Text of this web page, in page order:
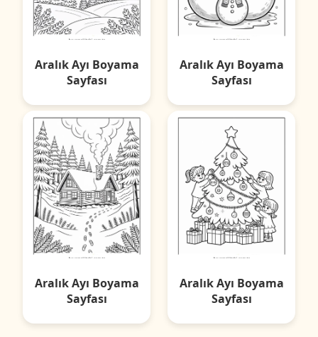
Aralık Ayı Boyama
Sayfası
Aralık Ayı Boyama
Sayfası
Aralık Ayı Boyama
Sayfası
Aralık Ayı Boyama
Sayfası